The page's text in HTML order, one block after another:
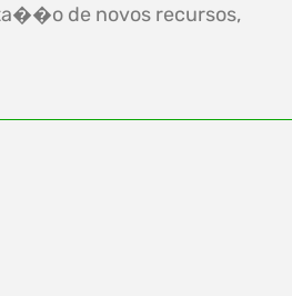
de novos recursos,